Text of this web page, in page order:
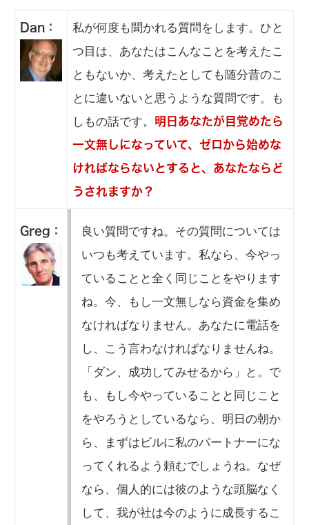
Dan：
私が何度も聞かれる質問をします。ひと
つ目は、あなたはこんなことを考えたこ
ともないか、考えたとしても随分昔のこ
とに違いないと思うような質問です。も
しもの話です。
明日あなたが目覚めたら
一文無しになっていて、ゼロから始めな
ければならないとすると、あなたならど
うされますか？
Greg：
良い質問ですね。その質問については
いつも考えています。私なら、今やっ
ていることと全く同じことをやります
ね。今、もし一文無しなら資金を集め
なければなりません。あなたに電話を
し、こう言わなければなりませんね。
「ダン、成功してみせるから」と。で
も、もし今やっていることと同じこと
をやろうとしているなら、明日の朝か
ら、まずはビルに私のパートナーにな
ってくれるよう頼むでしょうね。なぜ
なら、個人的には彼のような頭脳なく
して、我が社は今のように成長するこ